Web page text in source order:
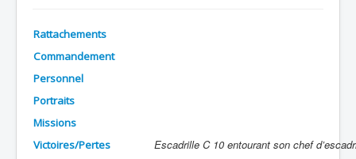
Avions
Personnels
Formation
Doctrines
Rattachements
Commandement
Personnel
Portraits
Missions
Victoires/Pertes
Escadrille C 10 entourant son chef